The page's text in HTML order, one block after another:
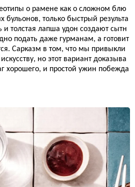
о рамене как о сложном блю
только быстрый результа
и толстая лапша удон создают сытн
подать даже гурманам, а готовит
Сарказм в том, что мы привыкли
но этот вариант доказыва
хорошего, и простой ужин побежда